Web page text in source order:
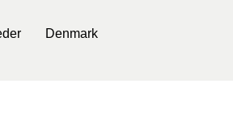
Denmark